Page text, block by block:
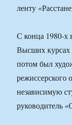
ленту
С конца 1980-х
Высших курсах
потом был
режиссерского
независимую
руководитель